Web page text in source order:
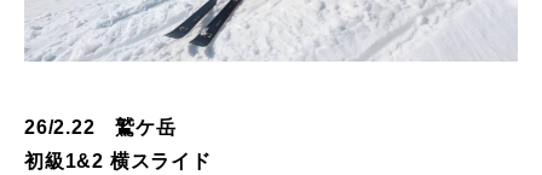
初級2
中級2
26/2.22 鷲ケ岳
初級1&2 横スライド